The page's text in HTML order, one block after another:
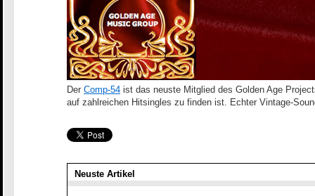
Der Comp-54 ist das neuste Mitglied des Golden Age
auf zahlreichen Hitsingles zu finden ist. Echter Vintage-
Neuste Artikel